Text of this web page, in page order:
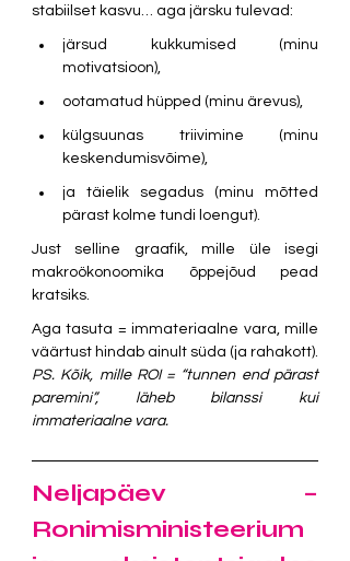
stabiilset kasvu… aga järsku tulevad:
järsud kukkumised (minu
motivatsioon),
ootamatud hüpped (minu ärevus),
külgsuunas triivimine (minu
keskendumisvõime),
ja täielik segadus (minu mõtted
pärast kolme tundi loengut).
Just selline graafik, mille üle isegi
makroökonoomika õppejõud pead
kratsiks.
Aga tasuta = immateriaalne vara, mille
PS. Kõik, mille ROI = “tunnen end pärast
paremini”, läheb bilanssi kui
immateriaalne vara.
Neljapäev –
Ronimisministeerium